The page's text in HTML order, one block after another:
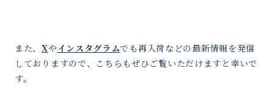
また、Xやインスタグラムでも再入荷などの最新情報を発信
しておりますので、こちらもぜひご覧いただけますと幸いで
す。